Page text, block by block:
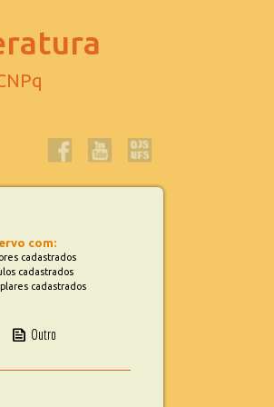
com:
cadastrados
cadastrados
cadastrados
news Outro